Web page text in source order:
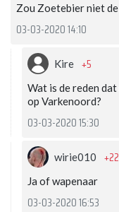
Zou Zoetebier niet
03-03-2020 14:10
Kire +5
Wat is de reden
op Varkenoord?
03-03-2020 15:30
wirie010
Ja of wapenaar
03-03-2020 16:53